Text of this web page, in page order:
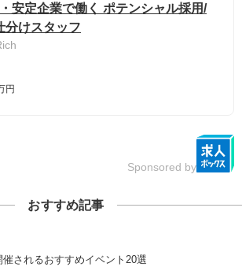
安定企業で働く ポテンシャル採用/
分けスタッフ
円
Sponsored by
おすすめ記事
されるおすすめイベント20選